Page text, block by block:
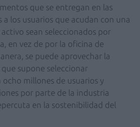
que se entregan en las
a los usuarios que acudan con una
sean seleccionados por
en vez de por la oficina de
se puede aprovechar la
supone seleccionar
millones de usuarios y
por parte de la industria
en la sostenibilidad del